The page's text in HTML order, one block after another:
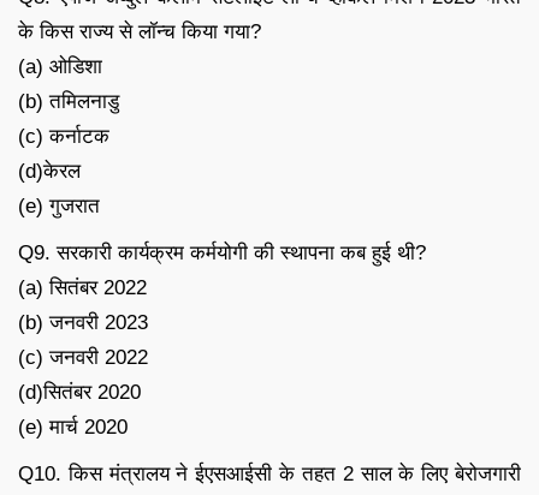
के किस राज्य से लॉन्च किया गया?
(a) ओडिशा
(b) तमिलनाडु
(c) कर्नाटक
(d)केरल
(e) गुजरात
Q9. सरकारी कार्यक्रम कर्मयोगी की स्थापना कब हुई थी?
(a) सितंबर 2022
(b) जनवरी 2023
(c) जनवरी 2022
(d)सितंबर 2020
(e) मार्च 2020
Q10. किस मंत्रालय ने ईएसआईसी के तहत 2 साल के लिए बेरोजगारी